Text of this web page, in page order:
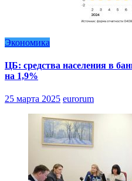
Экономика
ЦБ: средства населения в
на 1,9%
25 марта 2025 eurorum